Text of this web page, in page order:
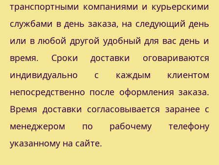
транспортными компаниями и курьерскими
службами в день заказа, на следующий день
или в любой другой удобный для вас день и
время. Сроки доставки оговариваются
индивидуально с каждым клиентом
непосредственно после оформления заказа.
Время доставки согласовывается заранее с
менеджером по рабочему телефону
указанному на сайте.